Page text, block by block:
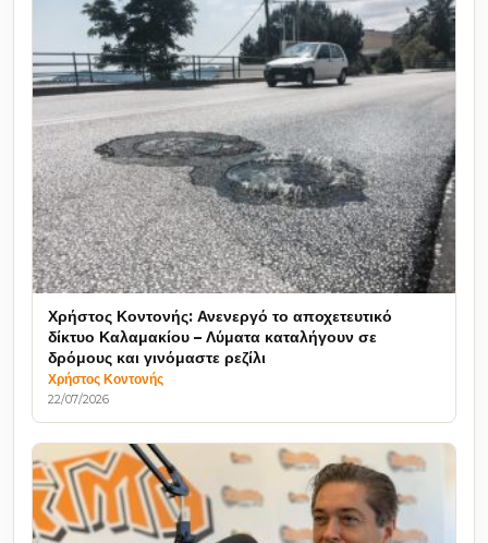
Χρήστος Κοντονής: Ανενεργό το αποχετευτικό
δίκτυο Καλαμακίου – Λύματα καταλήγουν σε
δρόμους και γινόμαστε ρεζίλι
Χρήστος Κοντονής
22/07/2026